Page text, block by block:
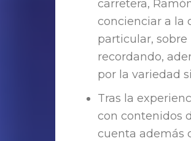
carretera,
concienciar a la
particular,
recordando,
por la variedad
Tras la
con contenidos
cuenta además